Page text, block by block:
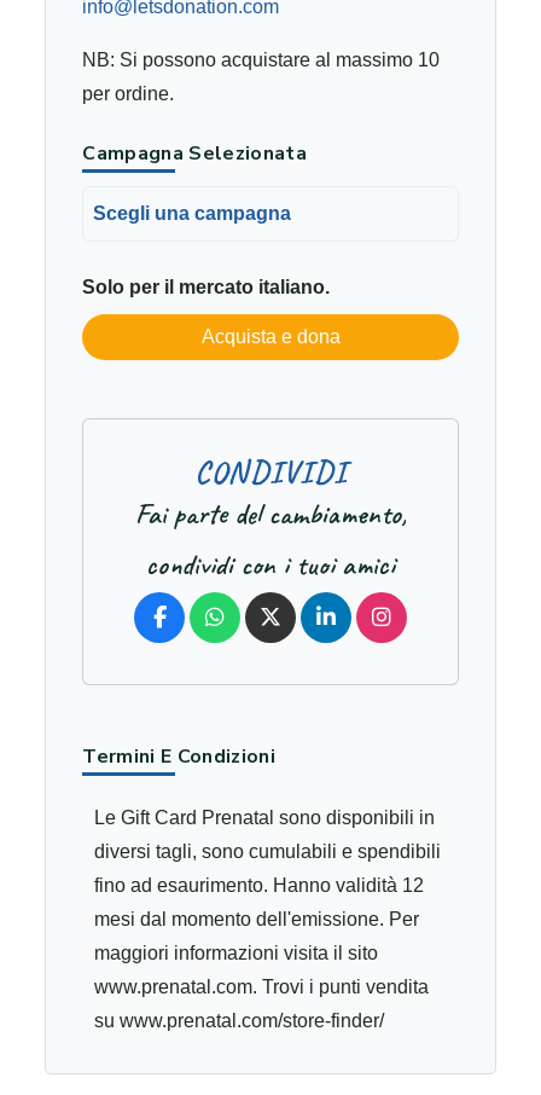
info@letsdonation.com
NB: Si possono acquistare al massimo 10
per ordine.
Campagna Selezionata
Scegli una campagna
Solo per il mercato italiano.
Acquista e dona
CONDIVIDI
Fai parte del cambiamento,
condividi con i tuoi amici
Termini E Condizioni
Le Gift Card Prenatal sono disponibili in
diversi tagli, sono cumulabili e spendibili
fino ad esaurimento. Hanno validità 12
mesi dal momento dell'emissione. Per
maggiori informazioni visita il sito
www.prenatal.com. Trovi i punti vendita
su www.prenatal.com/store-finder/